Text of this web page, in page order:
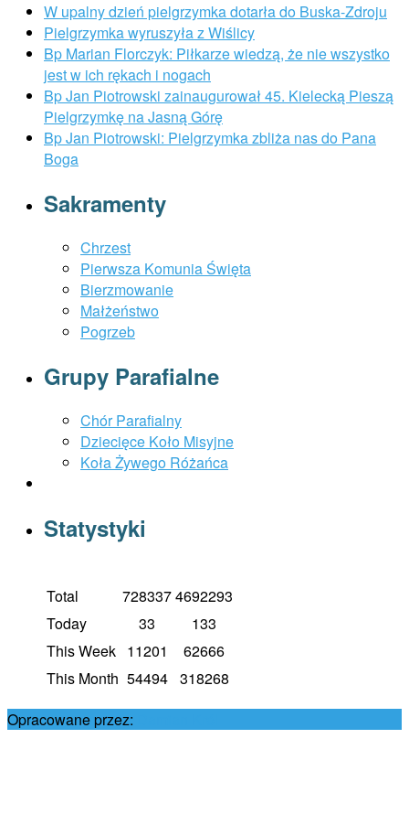
W upalny dzień pielgrzymka dotarła do Buska-Zdroju
Pielgrzymka wyruszyła z Wiślicy
Bp Marian Florczyk: Piłkarze wiedzą, że nie wszystko
jest w ich rękach i nogach
Bp Jan Piotrowski zainaugurował 45. Kielecką Pieszą
Pielgrzymkę na Jasną Górę
Bp Jan Piotrowski: Pielgrzymka zbliża nas do Pana
Boga
Sakramenty
Chrzest
Pierwsza Komunia Święta
Bierzmowanie
Małżeństwo
Pogrzeb
Grupy Parafialne
Chór Parafialny
Dziecięce Koło Misyjne
Koła Żywego Różańca
Statystyki
Total 7283374692293
Today
33
133
This Week 11201
62666
This Month 54494 318268
Opracowane przez: